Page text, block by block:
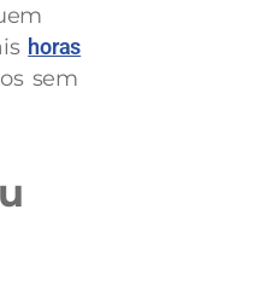
horas
sem